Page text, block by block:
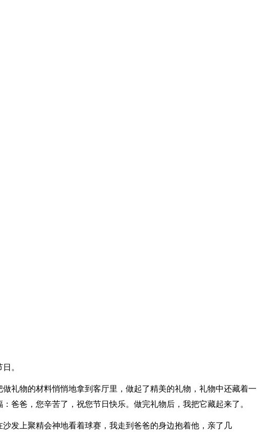
。
礼物的材料悄悄地拿到客厅里，做起了精美的礼物，礼物中还藏着一
爸爸，您辛苦了，祝您节日快乐。做完礼物后，我把它藏起来了。
发上聚精会神地看着球赛，我走到爸爸的身边抱着他，亲了几